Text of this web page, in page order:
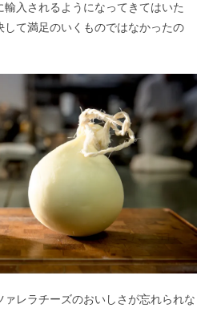
入されるようになってきてはいた
て満足のいくものではなかったの
ァレラチーズのおいしさが忘れられな